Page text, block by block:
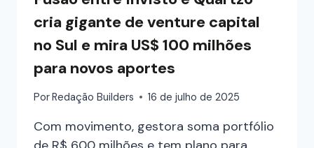
cria gigante de venture capital
no Sul e mira US$ 100 milhões
para novos aportes
PorRedação Builders 16 de julho de 2025
Com movimento, gestora soma portfólio